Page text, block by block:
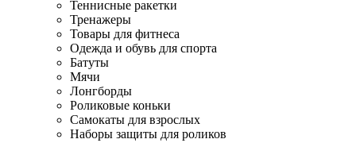
Теннисные ракетки
Тренажеры
Товары для фитнеса
Одежда и обувь для спорта
Батуты
Мячи
Лонгборды
Роликовые коньки
Самокаты для взрослых
Наборы защиты для роликов